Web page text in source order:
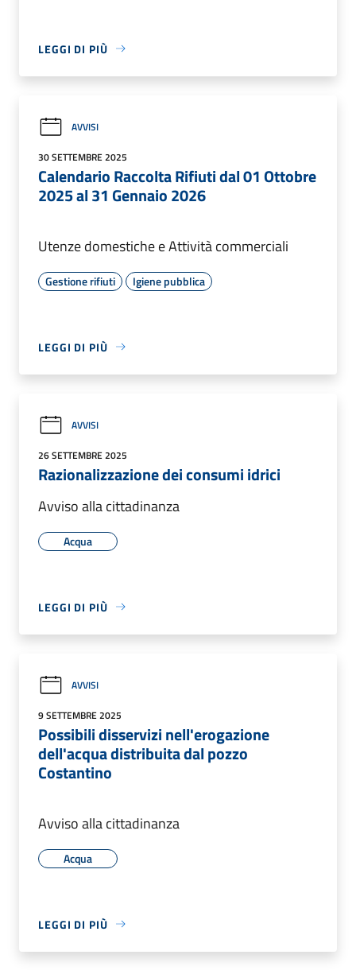
LEGGI DI PIÙ
AVVISI
30 SETTEMBRE 2025
Calendario Raccolta Rifiuti dal 01 Ottobre
2025 al 31 Gennaio 2026
Utenze domestiche e Attività commerciali
Gestione rifiuti Igiene pubblica
LEGGI DI PIÙ
AVVISI
26 SETTEMBRE 2025
Razionalizzazione dei consumi idrici
Avviso alla cittadinanza
Acqua
LEGGI DI PIÙ
AVVISI
9 SETTEMBRE 2025
Possibili disservizi nell'erogazione
dell'acqua distribuita dal pozzo
Costantino
Avviso alla cittadinanza
Acqua
LEGGI DI PIÙ